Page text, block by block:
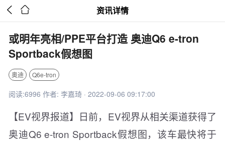
  资讯详情
或明年亮相/PPE平台打造 奥迪Q6 e-tron
Sportback假想图
奥迪 Q6e-tron
阅读:6996 作者: 李嘉琦 · 2022-09-06 09:17:00
【EV视界报道】日前，EV视界从相关渠道获得了
奥迪Q6 e-tron Sportback假想图，该车最快将于